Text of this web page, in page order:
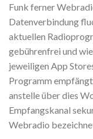
Funk ferner
Datenverbindung
aktuellen
gebührenfrei und
jeweiligen App
Programm
anstelle über dies
Empfangskanal
Webradio